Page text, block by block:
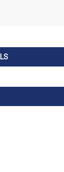
für
sowie das